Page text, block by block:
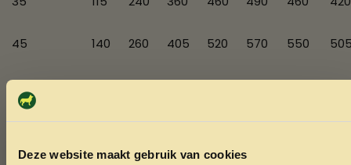
Deze website maakt gebruik van cookies
45 140 260 405 520 570 550
60 145 275 435 580 680 845 630
80 155 265 480 605 790 1050 780